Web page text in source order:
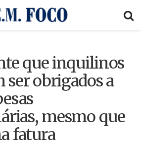
que inquilinos
ser obrigados a
mesmo que
fatura